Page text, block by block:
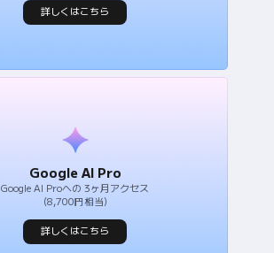
詳しくはこちら
Google AI Pro
Google AI Proへの 3ヶ月アクセス
(8,700円相当)
詳しくはこちら